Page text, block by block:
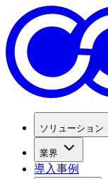
ソリューション
業界
導入事例